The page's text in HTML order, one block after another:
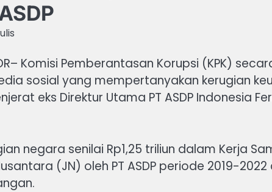
Komisi Pemberantasan Korupsi (KPK)
sosial yang mempertanyakan kerugian
eks Direktur Utama PT ASDP Indonesia
negara senilai Rp1,25 triliun dalam Kerja
(JN) oleh PT ASDP periode 2019-